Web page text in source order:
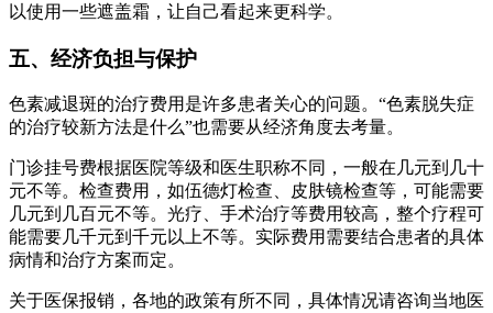
以使用一些遮盖霜，让自己看起来更科学。
五、经济负担与保护
色素减退斑的治疗费用是许多患者关心的问题。“色素脱失症
的治疗较新方法是什么”也需要从经济角度去考量。
门诊挂号费根据医院等级和医生职称不同，一般在几元到几十
元不等。检查费用，如伍德灯检查、皮肤镜检查等，可能需要
几元到几百元不等。光疗、手术治疗等费用较高，整个疗程可
能需要几千元到千元以上不等。实际费用需要结合患者的具体
病情和治疗方案而定。
关于医保报销，各地的政策有所不同，具体情况请咨询当地医